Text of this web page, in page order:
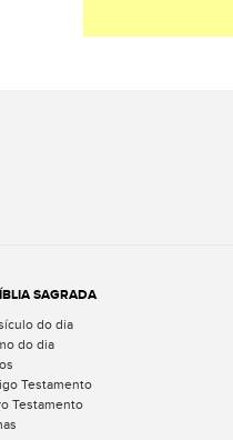
no TikTok
a gente no Pinterest
SAGRADA
do dia
do dia
Testamento
Testamento